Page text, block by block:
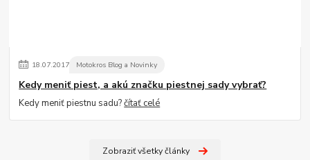
18.07.2017 Motokros Blog a Novinky
Kedy meniť piest, a akú značku piestnej sady vybrať?
Kedy meniť piestnu sadu?čítať celé
Zobraziť všetky články